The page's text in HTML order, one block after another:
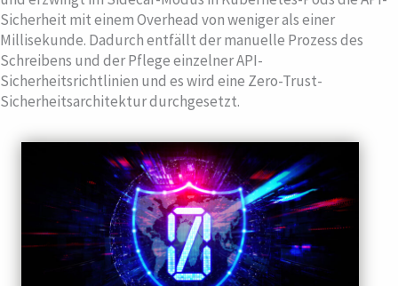
Sicherheit mit einem Overhead von weniger als einer
Millisekunde. Dadurch entfällt der manuelle Prozess des
Schreibens und der Pflege einzelner API-
Sicherheitsrichtlinien und es wird eine Zero-Trust-
Sicherheitsarchitektur durchgesetzt.